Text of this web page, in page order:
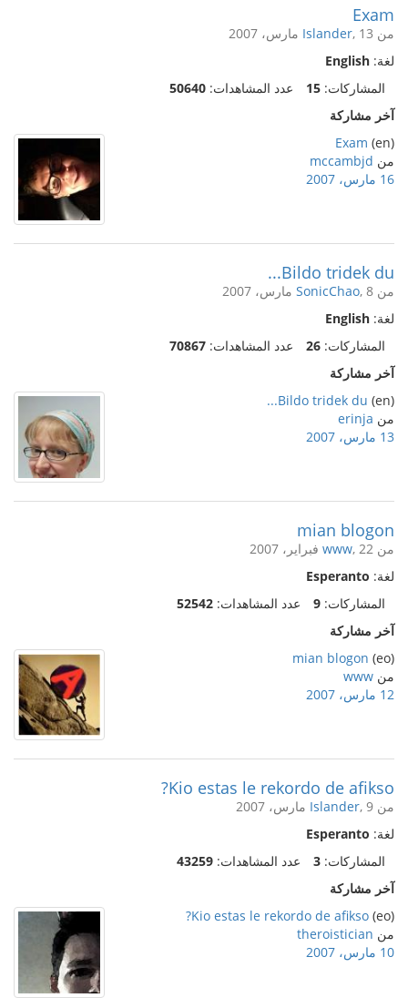
Exam
من Islander, 13 مارس، 2007
لغة: English
المشاركات: 15 عدد المشاهدات: 50640
آخر مشاركة
(en)
Exam
من mccambjd
16 مارس، 2007
Bildo tridek du...
من SonicChao, 8 مارس، 2007
لغة: English
المشاركات: 26 عدد المشاهدات: 70867
آخر مشاركة
(en)
Bildo tridek du...
من erinja
13 مارس، 2007
mian blogon
من www, 22 فبراير، 2007
لغة: Esperanto
المشاركات: 9 عدد المشاهدات: 52542
آخر مشاركة
(eo)
mian blogon
من www
12 مارس، 2007
Kio estas le rekordo de afikso?
من Islander, 9 مارس، 2007
لغة: Esperanto
المشاركات: 3 عدد المشاهدات: 43259
آخر مشاركة
(eo)
Kio estas le rekordo de afikso?
من theroistician
10 مارس، 2007